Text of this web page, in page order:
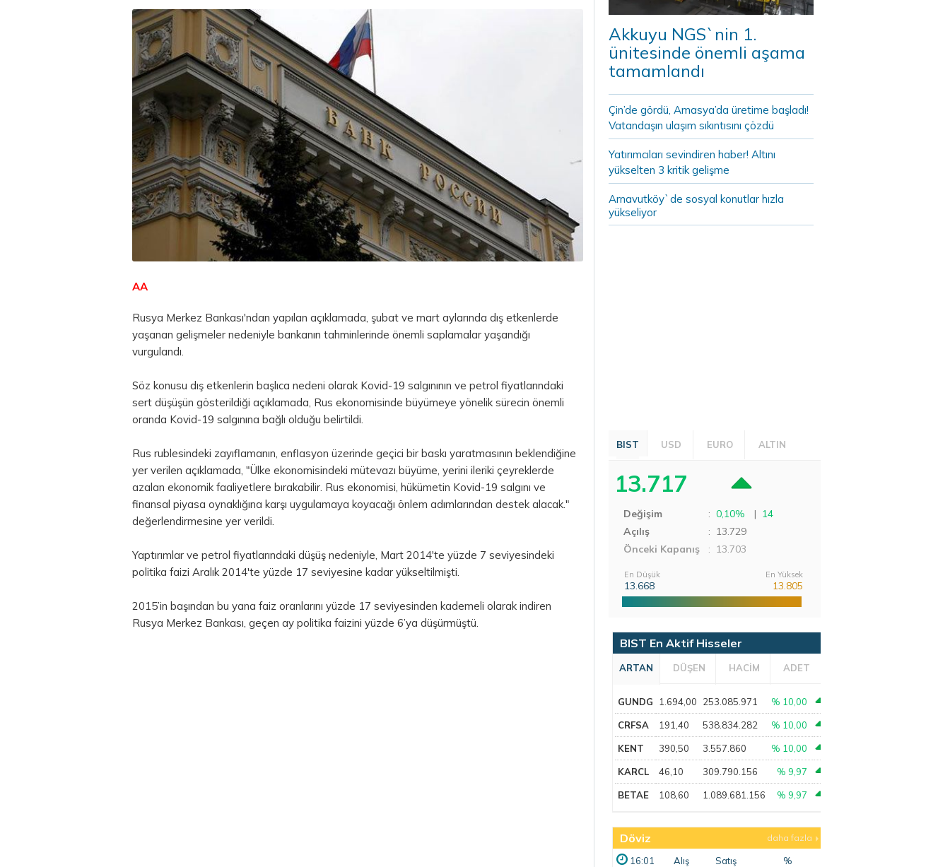
AA
Rusya Merkez Bankası'ndan yapılan açıklamada, şubat ve mart aylarında dış etkenlerde
yaşanan gelişmeler nedeniyle bankanın tahminlerinde önemli saplamalar yaşandığı
vurgulandı.
Söz konusu dış etkenlerin başlıca nedeni olarak Kovid-19 salgınının ve petrol fiyatlarındaki
sert düşüşün gösterildiği açıklamada, Rus ekonomisinde büyümeye yönelik sürecin önemli
oranda Kovid-19 salgınına bağlı olduğu belirtildi.
Rus rublesindeki zayıflamanın, enflasyon üzerinde geçici bir baskı yaratmasının beklendiğine
yer verilen açıklamada, "Ülke ekonomisindeki mütevazı büyüme, yerini ileriki çeyreklerde
azalan ekonomik faaliyetlere bırakabilir. Rus ekonomisi, hükümetin Kovid-19 salgını ve
finansal piyasa oynaklığına karşı uygulamaya koyacağı önlem adımlarından destek alacak."
değerlendirmesine yer verildi.
Yaptırımlar ve petrol fiyatlarındaki düşüş nedeniyle, Mart 2014'te yüzde 7 seviyesindeki
politika faizi Aralık 2014'te yüzde 17 seviyesine kadar yükseltilmişti.
2015’in başından bu yana faiz oranlarını yüzde 17 seviyesinden kademeli olarak indiren
Rusya Merkez Bankası, geçen ay politika faizini yüzde 6’ya düşürmüştü.
Akkuyu NGS`nin 1.
ünitesinde önemli aşama
tamamlandı
Çin’de gördü, Amasya’da üretime başladı!
Vatandaşın ulaşım sıkıntısını çözdü
Yatırımcıları sevindiren haber! Altını
yükselten 3 kritik gelişme
Arnavutköy`de sosyal konutlar hızla
yükseliyor
BIST USD EURO ALTIN
13.717
Değişim : 0,10% | 14
Açılış
: 13.729
Önceki Kapanış
: 13.703
En Düşük
13.668
En Yüksek
13.805
BIST En Aktif Hisseler
ARTAN DÜŞEN HACİM ADET
GUNDG 1.694,00 253.085.971 % 10,00
CRFSA 191,40 538.834.282 % 10,00
KENT 390,50 3.557.860 % 10,00
KARCL 46,10 309.790.156 % 9,97
BETAE 108,60 1.089.681.156 % 9,97
Döviz daha fazla
16:01 Alış Satış %